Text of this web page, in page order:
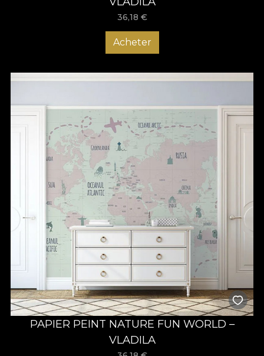
36,18 €
Acheter
PAPIER PEINT NATURE FUN WORLD –
VLADILA